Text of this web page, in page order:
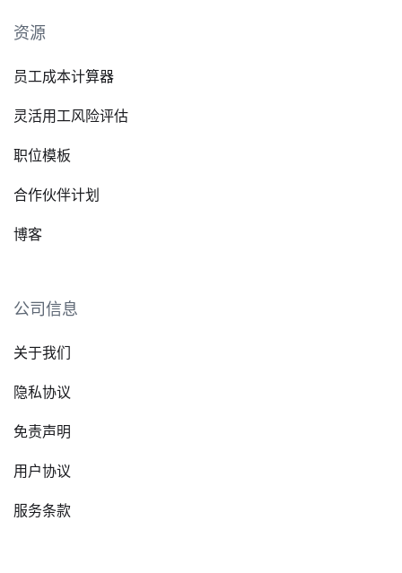
资源
员工成本计算器
灵活用工风险评估
职位模板
合作伙伴计划
博客
公司信息
关于我们
隐私协议
免责声明
用户协议
服务条款